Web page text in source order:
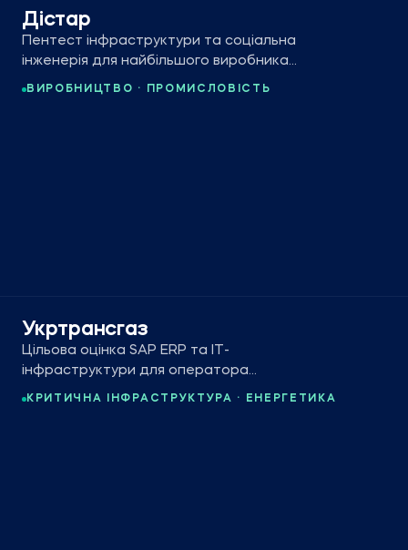
Дістар
Пентест інфраструктури та соціальна
інженерія для найбільшого виробника
алмазного інструменту Східної Європи.
ВИРОБНИЦТВО · ПРОМИСЛОВІСТЬ
Укртрансгаз
Цільова оцінка SAP ERP та ІТ-
інфраструктури для оператора
підземних газосховищ України.
КРИТИЧНА ІНФРАСТРУКТУРА · ЕНЕРГЕТИКА